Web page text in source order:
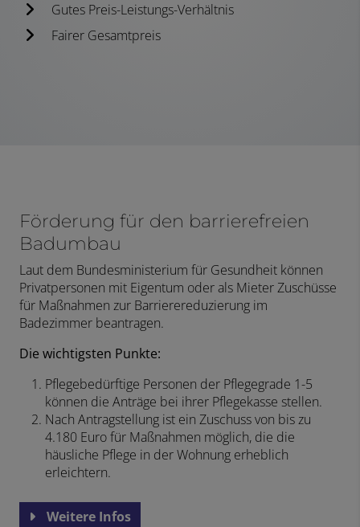
Gutes Preis-Leistungs-Verhältnis
Fairer Gesamtpreis
Förderung für den barrierefreien
Badumbau
Laut dem Bundesministerium für Gesundheit können
Privatpersonen mit Eigentum oder als Mieter Zuschüsse
für Maßnahmen zur Barrierereduzierung im
Badezimmer beantragen.
Die wichtigsten Punkte:
Pflegebedürftige Personen der Pflegegrade 1-5
können die Anträge bei ihrer Pflegekasse stellen.
Nach Antragstellung ist ein Zuschuss von bis zu
4.180 Euro für Maßnahmen möglich, die die
häusliche Pflege in der Wohnung erheblich
erleichtern.
Weitere Infos